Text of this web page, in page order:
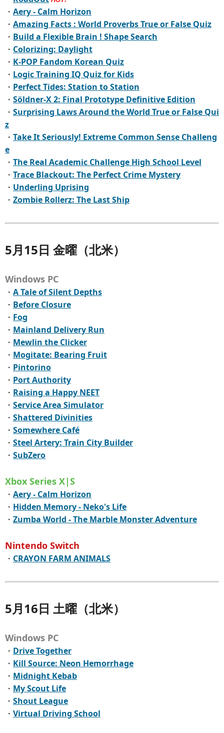
・ Aery - Calm Horizon
・ Amazing Facts : World Proverbs True or False Quiz
・ Build a Flexible Brain ! Shape Search
・ Colorizing: Daylight
・ K-POP Fandom Korean Quiz
・ Logic Training IQ Quiz for Kids
・ Perfect Tides: Station to Station
・ Söldner-X 2: Final Prototype Definitive Edition
・ Surprising Laws Around the World True or False Qui
z
・ Take It Seriously! Extreme Common Sense Challeng
e
・ The Real Academic Challenge High School Level
・ Trace Blackout: The Perfect Crime Mystery
・ Underling Uprising
・ Zombie Rollerz: The Last Ship
5月15日 金曜（北米）
Windows PC
・ A Tale of Silent Depths
・ Before Closure
・ Fog
・ Mainland Delivery Run
・ Mewlin the Clicker
・ Mogitate: Bearing Fruit
・ Pintorino
・ Port Authority
・ Raising a Happy NEET
・ Service Area Simulator
・ Shattered Divinities
・ Somewhere Café
・ Steel Artery: Train City Builder
・ SubZero
Xbox Series X|S
・ Aery - Calm Horizon
・ Hidden Memory - Neko's Life
・ Zumba World - The Marble Monster Adventure
Nintendo Switch
・ CRAYON FARM ANIMALS
5月16日 土曜（北米）
Windows PC
・ Drive Together
・ Kill Source: Neon Hemorrhage
・ Midnight Kebab
・ My Scout Life
・ Shout League
・ Virtual Driving School